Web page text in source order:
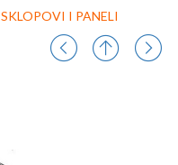
SKLOPOVI I PANELI